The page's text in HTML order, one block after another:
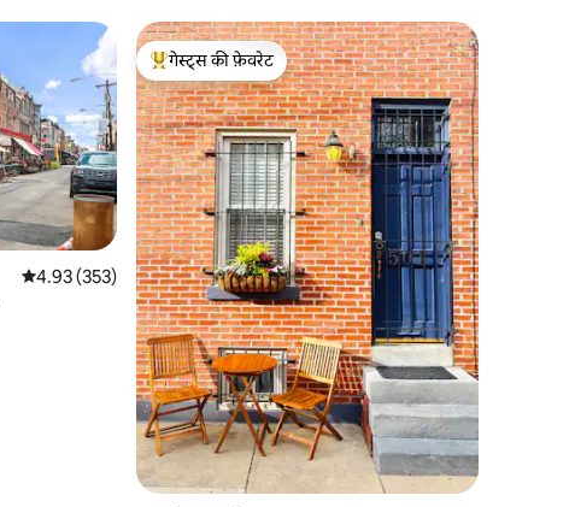
औसत रेटिंग 5 में से 4.93, 353 समीक्षाएँ
4.93 (353)
गेस्ट्स का टॉप फ़ेवरेट
गेस्ट्स की फ़ेवरेट